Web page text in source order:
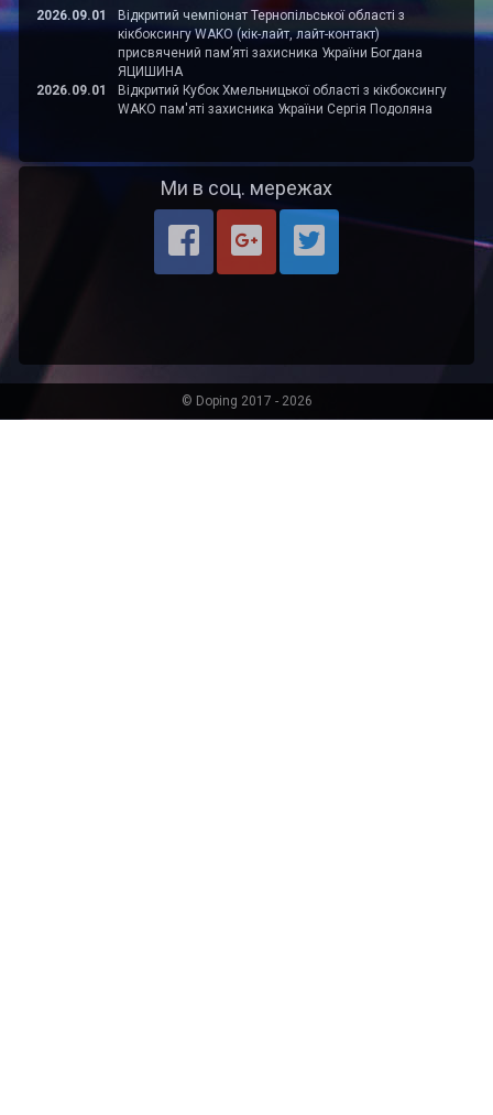
2026.09.01
Відкритий чемпіонат Тернопільської області з
кікбоксингу WAKO (кік-лайт, лайт-контакт)
присвячений пам’яті захисника України Богдана
ЯЦИШИНА
2026.09.01
Відкритий Кубок Хмельницької області з кікбоксингу
WAKO пам'яті захисника України Сергія Подоляна
Ми в соц. мережах
© Doping 2017 - 2026